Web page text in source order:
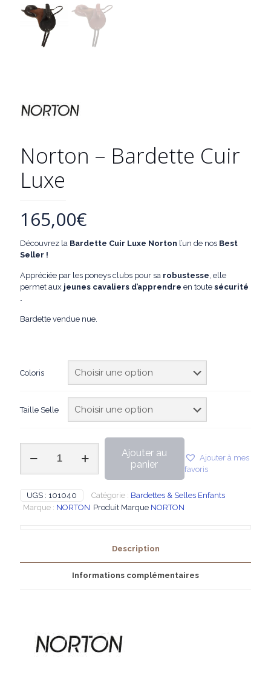
Norton – Bardette Cuir
Luxe
165,00€
Découvrez la Bardette Cuir Luxe Norton l’un de nos Best
Seller !
Appréciée par les poneys clubs pour sa robustesse, elle
permet aux jeunes cavaliers d’apprendre en toute sécurité
.
Bardette vendue nue.
Coloris
Taille Selle
Bardette
Cuir
Ajouter au
panier
Ajouter à mes
favoris
UGS : 101040 Catégorie : Bardettes & Selles Enfants
Marque : NORTON Produit Marque NORTON
Description
Informations complémentaires